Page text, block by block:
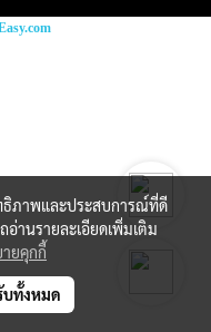
ธิภาพและประสบการณ์ที่ดี
อ่านรายละเอียดเพิ่มเติม
ยคุกกี้
บทั้งหมด